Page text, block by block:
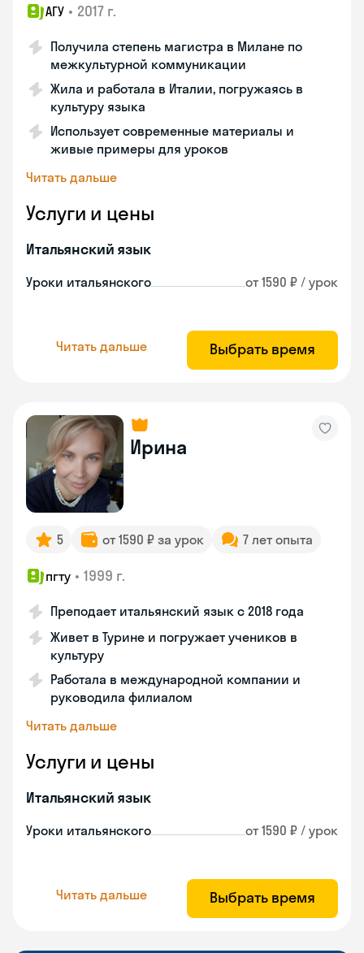
АГУ • 2017 г.
Получила степень магистра в Милане по
межкультурной коммуникации
Жила и работала в Италии, погружаясь в
культуру языка
Использует современные материалы и
живые примеры для уроков
Читать дальше
Услуги и цены
Итальянский язык
Уроки итальянского от 1590 ₽ / урок
Читать дальше Выбрать время
Ирина
5 от 1590 ₽ за урок 7 лет опыта
пгту • 1999 г.
Преподает итальянский язык с 2018 года
Живет в Турине и погружает учеников в
культуру
Работала в международной компании и
руководила филиалом
Читать дальше
Услуги и цены
Итальянский язык
Уроки итальянского от 1590 ₽ / урок
Читать дальше Выбрать время